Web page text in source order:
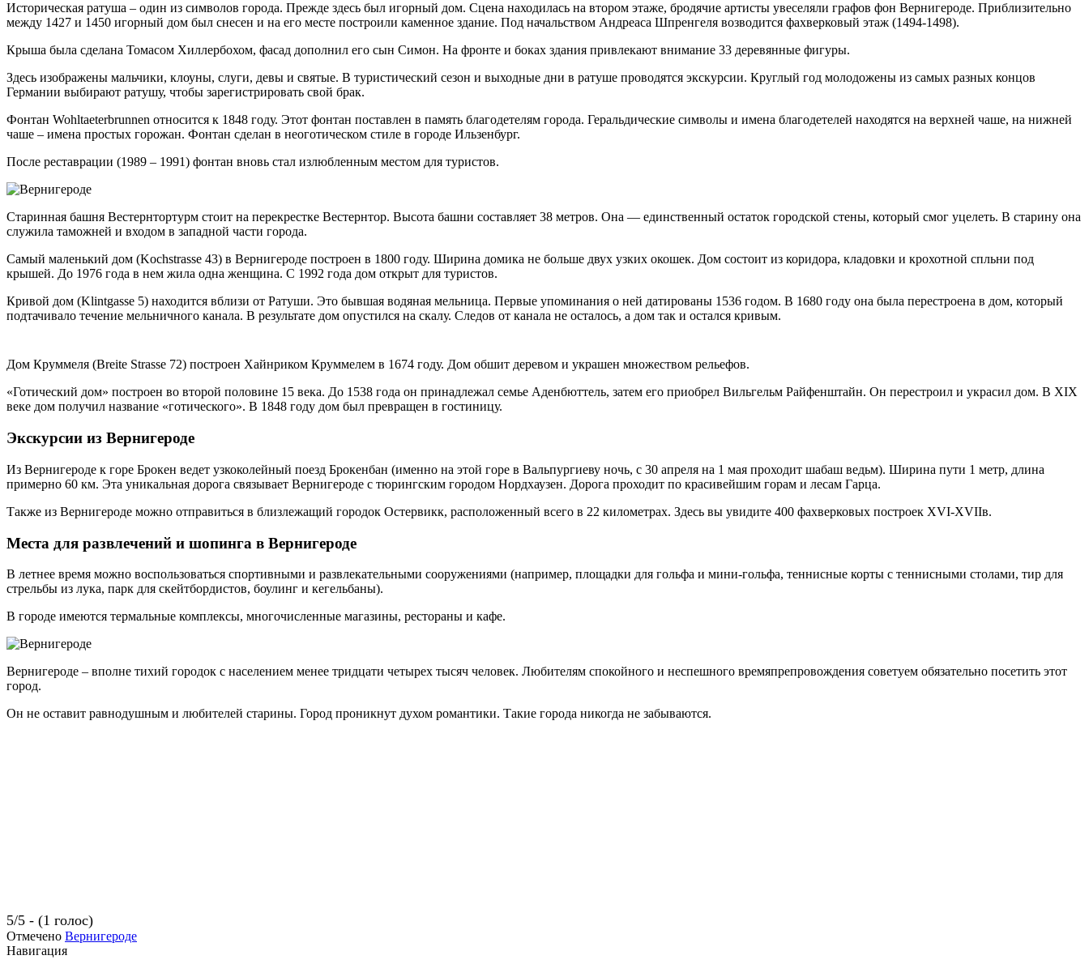
Историческая ратуша – один из символов города. Прежде здесь был игорный дом. Сцена находилась на втором этаже, бродячие артисты увеселяли графов фон Вернигероде. Приблизительно
между 1427 и 1450 игорный дом был снесен и на его месте построили каменное здание. Под начальством Андреаса Шпренгеля возводится фахверковый этаж (1494-1498).
Крыша была сделана Томасом Хиллербохом, фасад дополнил его сын Симон. На фронте и боках здания привлекают внимание 33 деревянные фигуры.
Здесь изображены мальчики, клоуны, слуги, девы и святые. В туристический сезон и выходные дни в ратуше проводятся экскурсии. Круглый год молодожены из самых разных концов
Германии выбирают ратушу, чтобы зарегистрировать свой брак.
Фонтан Wohltaeterbrunnen относится к 1848 году. Этот фонтан поставлен в память благодетелям города. Геральдические символы и имена благодетелей находятся на верхней чаше, на нижней
чаше – имена простых горожан. Фонтан сделан в неоготическом стиле в городе Ильзенбург.
После реставрации (1989 – 1991) фонтан вновь стал излюбленным местом для туристов.
Старинная башня Вестернтортурм стоит на перекрестке Вестернтор. Высота башни составляет 38 метров. Она — единственный остаток городской стены, который смог уцелеть. В старину она
служила таможней и входом в западной части города.
Самый маленький дом (Kochstrasse 43) в Вернигероде построен в 1800 году. Ширина домика не больше двух узких окошек. Дом состоит из коридора, кладовки и крохотной спльни под
крышей. До 1976 года в нем жила одна женщина. С 1992 года дом открыт для туристов.
Кривой дом (Klintgasse 5) находится вблизи от Ратуши. Это бывшая водяная мельница. Первые упоминания о ней датированы 1536 годом. В 1680 году она была перестроена в дом, который
подтачивало течение мельничного канала. В результате дом опустился на скалу. Следов от канала не осталось, а дом так и остался кривым.
Дом Круммеля (Breite Strasse 72) построен Хайнриком Круммелем в 1674 году. Дом обшит деревом и украшен множеством рельефов.
«Готический дом» построен во второй половине 15 века. До 1538 года он принадлежал семье Аденбюттель, затем его приобрел Вильгельм Райфенштайн. Он перестроил и украсил дом. В XIX
веке дом получил название «готического». В 1848 году дом был превращен в гостиницу.
Экскурсии из Вернигероде
Из Вернигероде к горе Брокен ведет узкоколейный поезд Брокенбан (именно на этой горе в Вальпургиеву ночь, с 30 апреля на 1 мая проходит шабаш ведьм). Ширина пути 1 метр, длина
примерно 60 км. Эта уникальная дорога связывает Вернигероде с тюрингским городом Нордхаузен. Дорога проходит по красивейшим горам и лесам Гарца.
Также из Вернигероде можно отправиться в близлежащий городок Остервикк, расположенный всего в 22 километрах. Здесь вы увидите 400 фахверковых построек XVI-XVIIв.
Места для развлечений и шопинга в Вернигероде
В летнее время можно воспользоваться спортивными и развлекательными сооружениями (например, площадки для гольфа и мини-гольфа, теннисные корты с теннисными столами, тир для
стрельбы из лука, парк для скейтбордистов, боулинг и кегельбаны).
В городе имеются термальные комплексы, многочисленные магазины, рестораны и кафе.
Вернигероде – вполне тихий городок с населением менее тридцати четырех тысяч человек. Любителям спокойного и неспешного времяпрепровождения советуем обязательно посетить этот
город.
Он не оставит равнодушным и любителей старины. Город проникнут духом романтики. Такие города никогда не забываются.
5/5 - (1 голос)
Отмечено Вернигероде
Навигация